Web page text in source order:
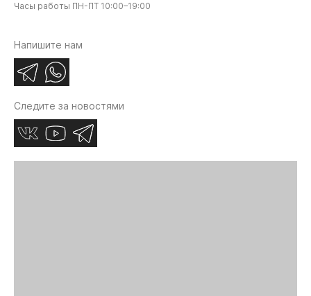
Часы работы ПН-ПТ 10:00–19:00
Напишите нам
Следите за новостями